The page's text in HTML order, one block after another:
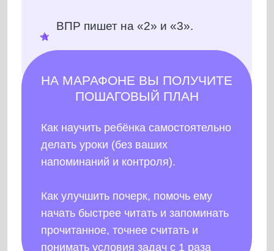
Ваш ребёнок в
средних классах
Не хочет учиться
Сам не садится за уроки
Вечно сидит в гаджетах
Не хочет стараться и доводить
дело до конца
понимать условия задач с 1 раза